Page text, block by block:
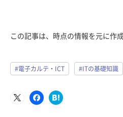
この記事は、時点の情報を元に作
#電子カルテ・ICT #ITの基礎知識